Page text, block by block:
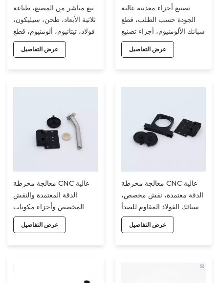
بيع مباشر من المصنع، طباعة
ثلاثية الأبعاد، طحن، سيليكون،
فولاذ، تيتانيوم، ألومنيوم، قطع
غيار، تصنيع باستخدام
الحاسوب، تخصيص، قطع غيار
عرض التفاصيل
تصنيع أجزاء معدنية عالية
الجودة حسب الطلب، قطع
سبائك الألومنيوم، أجزاء تصنيع
CNC OEM ODM
عرض التفاصيل
معالجة مخرطة CNC عالية
الدقة المعتمدة والنقش
المخصص وأجزاء مكونات
CNC المصنوعة من سبائك
الألومنيوم والفولاذ المقاوم
عرض التفاصيل
معالجة مخرطة CNC عالية
الدقة معتمدة، نقش مخصص،
سبائك الفولاذ المقاوم للصدأ
والألومنيوم، خدمات CNC
مخصصة
عرض التفاصيل